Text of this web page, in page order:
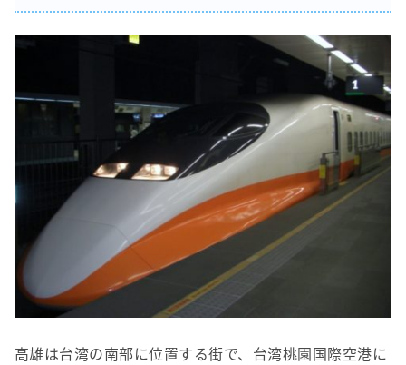
高雄は台湾の南部に位置する街で、台湾桃園国際空港に